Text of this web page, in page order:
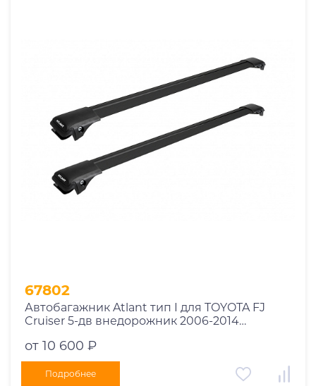
67802
Автобагажник Atlant тип I для TOYOTA FJ
Cruiser 5-дв внедорожник 2006-2014
10002+11115+11114
от 10 600 ₽
Подробнее